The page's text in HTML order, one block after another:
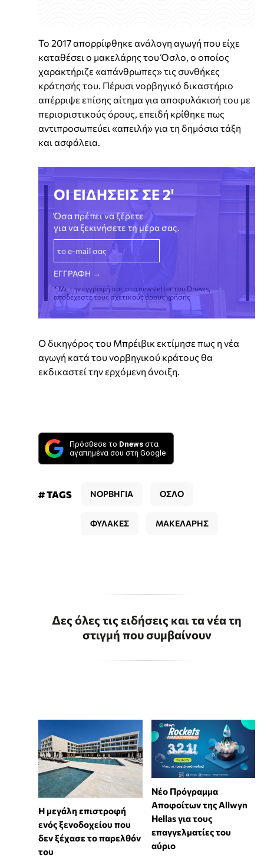
Το 2017 απορρίφθηκε ανάλογη αγωγή που είχε
καταθέσει ο μακελάρης του Όσλο, ο οποίος
χαρακτήριζε «απάνθρωπες» τις συνθήκες
κράτησής του. Πέρυσι νορβηγικό δικαστήριο
απέρριψε επίσης αίτημα για αποφυλάκισή του με
περιοριστικούς όρους, επειδή κρίθηκε πως
αντιπροσωπεύει «απειλή» για τη δημόσια τάξη
και ασφάλεια.
ΟΙ ΕΙΔΗΣΕΙΣ ΣΕ 2'
Όσα πρέπει να ξέρετε
για να ξεκινήσετε τη μέρα σας.
* Με την εγγραφή σας στο newsletter του Dnews,
αποδέχεστε τους σχετικούς όρους χρήσης
Ο δικηγόρος του Μπρέιβικ εκτίμησε πως η νέα
αγωγή κατά του νορβηγικού κράτους θα
εκδικαστεί την ερχόμενη άνοιξη.
Πρόσθεσε το Dnews στα
αγαπημένα σου στη Google
# TAGS ΝΟΡΒΗΓΙΑ ΟΣΛΟ
ΦΥΛΑΚΕΣ ΜΑΚΕΛΑΡΗΣ
Δες όλες τις ειδήσεις και τα νέα τη
στιγμή που συμβαίνουν
Η μεγάλη επιστροφή
ενός ξενοδοχείου που
δεν ξέχασε το παρελθόν
του
Νέο Πρόγραμμα
Αποφοίτων της Allwyn
Hellas για τους
επαγγελματίες του
αύριο